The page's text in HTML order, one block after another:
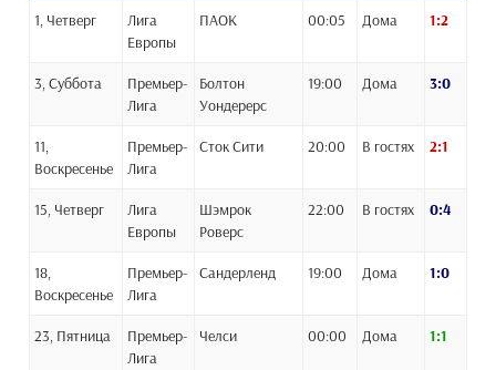
1, Четверг
Лига
Европы
ПАОК 00:05 Дома 1:2
3, Суббота
Премьер-
Лига
Болтон
Уондерерс
19:00 Дома 3:0
11,
Воскресенье
Премьер-
Лига
Сток Сити 20:00 В гостях 2:1
15, Четверг
Лига
Европы
Шэмрок
Роверс
22:00 В гостях 0:4
18,
Воскресенье
Премьер-
Лига
Сандерленд 19:00 Дома 1:0
23, Пятница
Премьер-
Лига
Челси 00:00 Дома 1:1